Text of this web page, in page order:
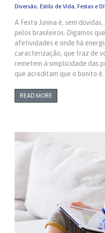
Diversão, Estilo de Vida, Festas e
A Festa Junina é, sem
pelos brasileiros. Digamos
afetividades e onde há
caracterização, que traz de
remetem à simplicidade das
que acreditam que o bonito
READ MORE